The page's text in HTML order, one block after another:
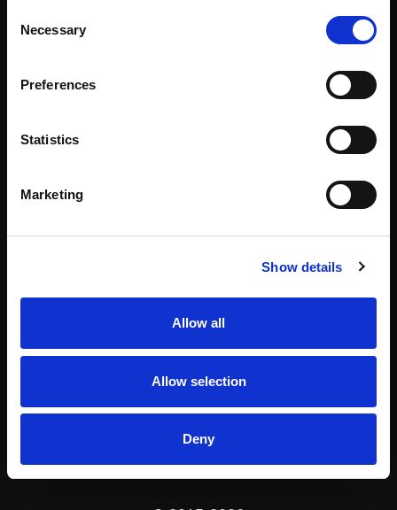
Selection
Necessary
Preferences
Statistics
Marketing
Show details
Allow all
Allow selection
Deny